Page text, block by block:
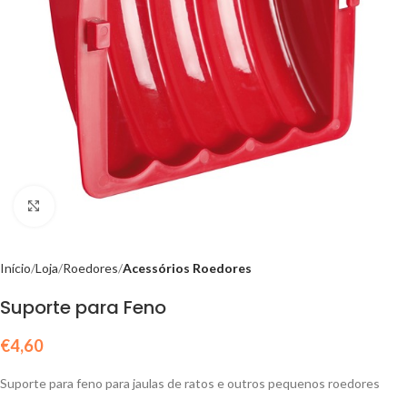
Início Loja Roedores Acessórios Roedores
Suporte para Feno
€4,60
Suporte para feno para jaulas de ratos e outros pequenos roedores